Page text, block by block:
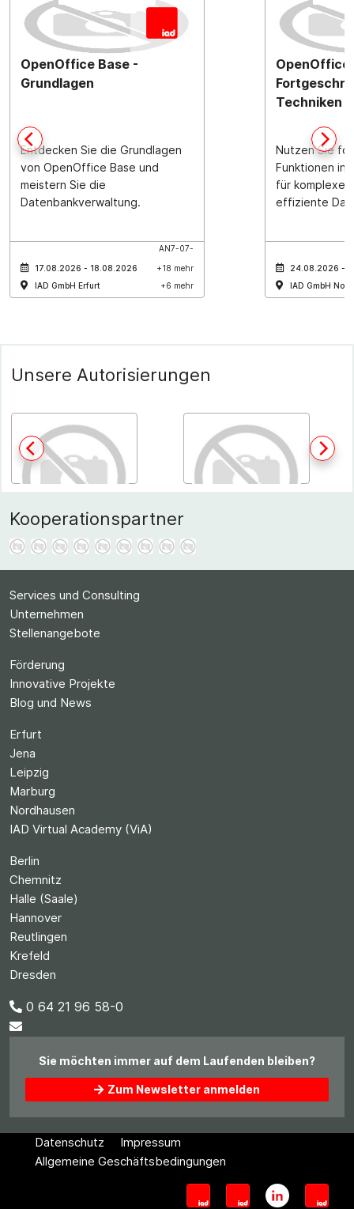
OpenOffice Base -
Grundlagen
Entdecken Sie die Grundlagen
von OpenOffice Base und
meistern Sie die
Datenbankverwaltung.
AN7-07-
17.08.2026 - 18.08.2026
+18 mehr
IAD GmbH Erfurt
+6 mehr
OpenOffice
Techniken
Nutzen Sie
Funktionen in
für komplexe
effiziente
24.08.2026 -
IAD GmbH
Unsere Autorisierungen
Kooperationspartner
Services und Consulting
Unternehmen
Stellenangebote
Förderung
Innovative Projekte
Blog und News
Erfurt
Jena
Leipzig
Marburg
Nordhausen
IAD Virtual Academy (ViA)
Berlin
Chemnitz
Halle (Saale)
Hannover
Reutlingen
Krefeld
Dresden
0 64 21 96 58-0
Sie möchten immer auf dem Laufenden bleiben?
Zum Newsletter anmelden
Datenschutz
Impressum
Allgemeine Geschäftsbedingungen